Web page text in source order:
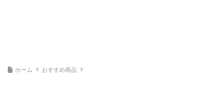
ホーム おすすめ商品